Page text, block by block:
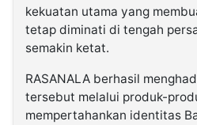
kekuatan utama yang
tetap diminati di tengah
semakin ketat.
RASANALA berhasil
tersebut melalui produk-
mempertahankan identitas